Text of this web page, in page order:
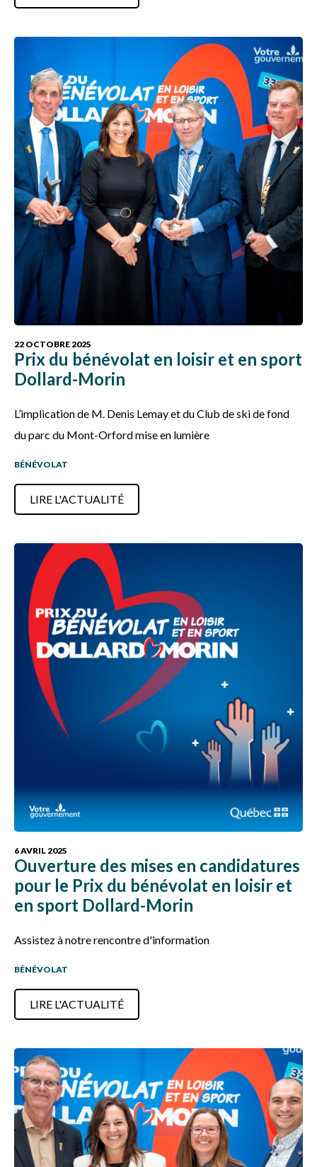
22 OCTOBRE 2025
Prix du bénévolat en loisir et en sport
Dollard-Morin
L’implication de M. Denis Lemay et du Club de ski de fond
du parc du Mont-Orford mise en lumière
BÉNÉVOLAT
LIRE L'ACTUALITÉ
6 AVRIL 2025
Ouverture des mises en candidatures
pour le Prix du bénévolat en loisir et
en sport Dollard-Morin
Assistez à notre rencontre d'information
BÉNÉVOLAT
LIRE L'ACTUALITÉ